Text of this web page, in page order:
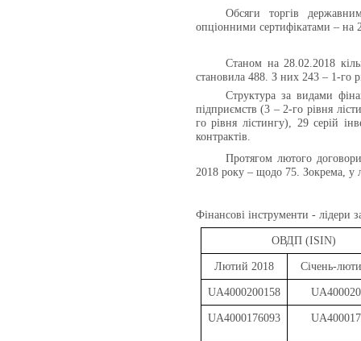
Обсяги торгів
опціонними сертифікатами – на
Станом на 28.02.2018
становила 488. З них 243 – 1-го
Структура за видами
підприємств (3 – 2-го рівня
го рівня лістингу), 29 серій
контрактів.
Протягом лютого
2018 року – щодо 75. Зокрема, у
Фінансові інструменти - лідери
ОВДП (ISIN)
Лютий 201 8 Січень-
UA4000200158
UA4000176093